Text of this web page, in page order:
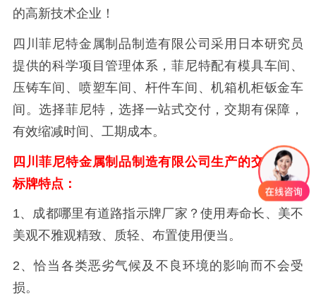
的高新技术企业！
四川菲尼特金属制品制造有限公司采用日本研究员
提供的科学项目管理体系，菲尼特配有模具车间、
压铸车间、喷塑车间、杆件车间、机箱机柜钣金车
间。选择菲尼特，选择一站式交付，交期有保障，
有效缩减时间、工期成本。
四川菲尼特金属制品制造有限公司生产的交通标志
标牌特点：
1、 成都哪里有道路指示牌厂家？使用寿命长、美不
美观不雅观精致、质轻、布置使用便当。
2、恰当各类恶劣气候及不良环境的影响而不会受
损。